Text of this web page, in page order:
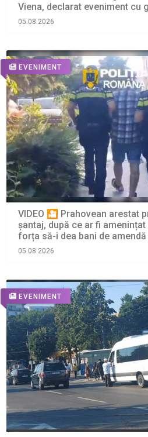
Viena, declarat eveniment cu
05.08.2026
EVENIMENT
VIDEO 🎦 Prahovean arestat
șantaj, după ce ar fi
forța să-i dea bani de amendă
05.08.2026
EVENIMENT